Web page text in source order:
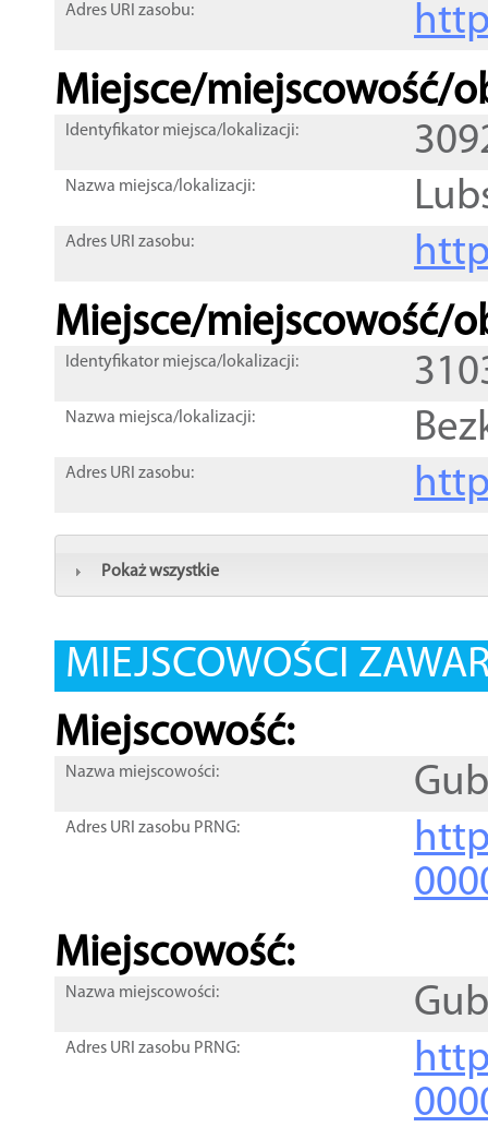
Adres URI zasobu:
Miejsce/miejscowość/
Identyfikator miejsca/lokalizacji:
Nazwa miejsca/lokalizacji:
Adres URI zasobu:
Miejsce/miejscowość/
Identyfikator miejsca/lokalizacji:
Nazwa miejsca/lokalizacji:
Adres URI zasobu:
Pokaż wszystkie
MIEJSCOWOŚCI
Miejscowość:
Nazwa miejscowości:
Adres URI zasobu PRNG:
Miejscowość:
Nazwa miejscowości:
Adres URI zasobu PRNG: